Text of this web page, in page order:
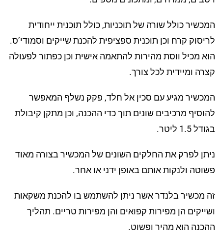
המכשיר כולל שורה של תוכניות, כולל תוכנית ייחודית
לריסוק קרח וכן תוכנית ספציפית להכנת שייקים וסמודי’ס.
הוא מכיל ווסת מהירות להתאמה אישית וכן כפתור לפעולה
קצרה ומיידית לכל צורך.
המכשיר מגיע עם סכין אל חלד, פקק נשלף המאפשר
להוסיף מרכיבים שונים תוך כדי ההכנה, וכן מתקן קיבולת
בגודל 1.5 ליטר.
ניתן לפרק את החלקים השונים של המכשיר בצורה מאוד
פשוטה ולנקות אותם באופן ידני או אחר.
זה מכשיר בלנדר אשר ניתן להשתמש בו להכנת משקאות
ושייקים הן מפירות קפואים והן מפירות טריים. תהליך
ההכנה הוא מהיר ופשוט.